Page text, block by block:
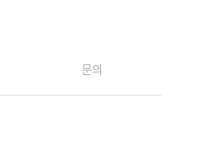
문의